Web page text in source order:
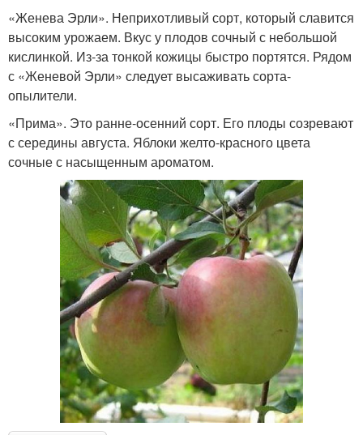
«Женева Эрли». Неприхотливый сорт, который славится
высоким урожаем. Вкус у плодов сочный с небольшой
кислинкой. Из-за тонкой кожицы быстро портятся. Рядом
с «Женевой Эрли» следует высаживать сорта-
опылители.
«Прима». Это ранне-осенний сорт. Его плоды созревают
с середины августа. Яблоки желто-красного цвета
сочные с насыщенным ароматом.